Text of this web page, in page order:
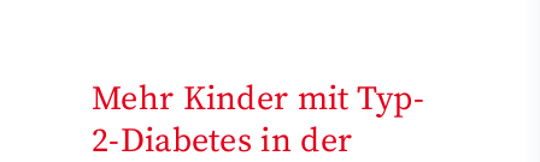
Mehr Kinder mit Typ-
2-Diabetes in der